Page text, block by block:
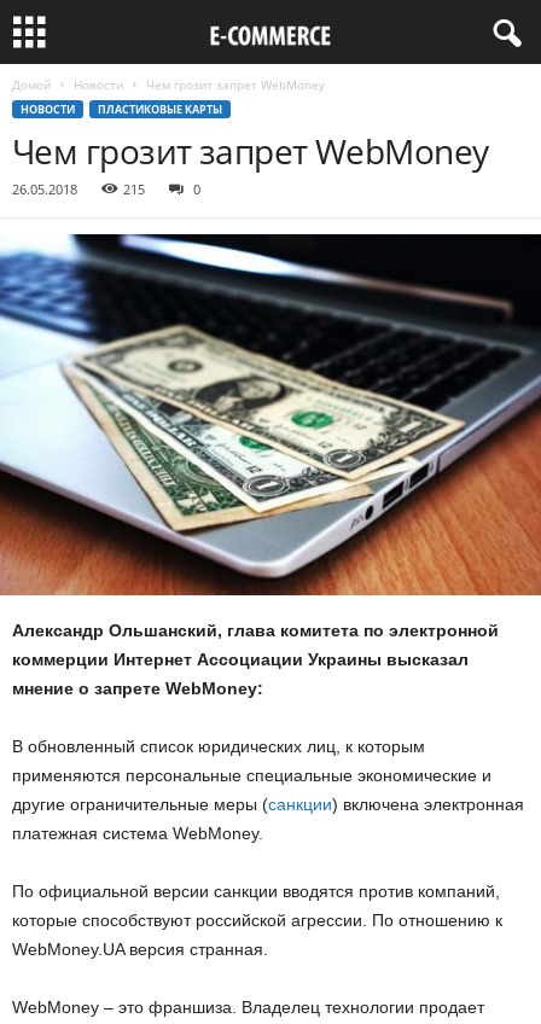
Домой Новости Чем грозит запрет WebMoney
НОВОСТИ ПЛАСТИКОВЫЕ КАРТЫ
Чем грозит запрет WebMoney
26.05.2018 215 0
Александр Ольшанский, глава комитета по электронной
коммерции Интернет Ассоциации Украины высказал
мнение о запрете WebMoney:
В обновленный список юридических лиц, к которым
применяются персональные специальные экономические и
другие ограничительные меры (санкции) включена электронная
платежная система WebMoney.
По официальной версии санкции вводятся против компаний,
которые способствуют российской агрессии. По отношению к
WebMoney.UA версия странная.
WebMoney – это франшиза. Владелец технологии продает